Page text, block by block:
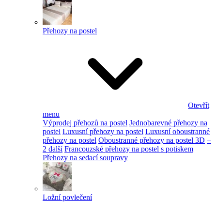
Přehozy na postel
Otevřít
menu
Výprodej přehozů na postel Jednobarevné přehozy na
postel Luxusní přehozy na postel Luxusní oboustranné
přehozy na postel Oboustranné přehozy na postel 3D +
2 další Francouzské přehozy na postel s potiskem
Přehozy na sedací soupravy
Ložní povlečení